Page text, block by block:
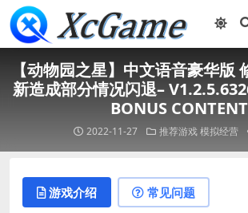
【动物园之星】中文语音豪华版
新造成部分情况闪退–
BONUS CONTENT
2022-11-27 推荐游戏模拟经营
游戏介绍 常见问题